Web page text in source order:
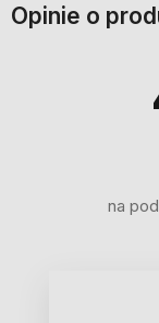
Opinie o
na